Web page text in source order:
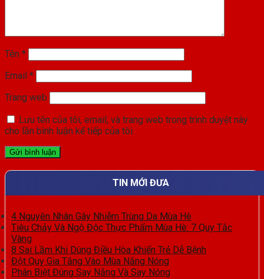
Tên *
Email *
Trang web
Lưu tên của tôi, email, và trang web trong trình duyệt này
cho lần bình luận kế tiếp của tôi.
TIN MỚI ĐƯA
4 Nguyên Nhân Gây Nhiễm Trùng Da Mùa Hè
Tiêu Chảy Và Ngộ Độc Thực Phẩm Mùa Hè: 7 Quy Tắc
Vàng
8 Sai Lầm Khi Dùng Điều Hòa Khiến Trẻ Dễ Bệnh
Đột Quỵ Gia Tăng Vào Mùa Nắng Nóng
Phân Biệt Đúng Say Nắng Và Say Nóng